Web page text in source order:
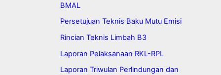
BMAL
Persetujuan Teknis Baku Mutu Emisi
Rincian Teknis Limbah B3
Laporan Pelaksanaan RKL-RPL
Laporan Triwulan Perlindungan dan